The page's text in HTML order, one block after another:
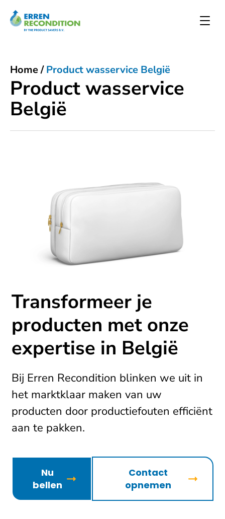
Product wasservice
België
Home/Product wasservice België
Transformeer je
producten met onze
expertise in België
Bij Erren Recondition blinken we uit in
het marktklaar maken van uw
producten door productiefouten efficiënt
aan te pakken.
Nu
bellen
Contact
opnemen